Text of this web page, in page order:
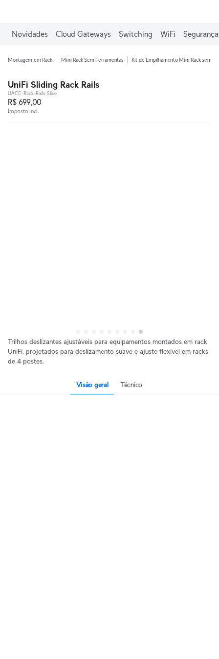
Novidades Cloud Gateways Switching WiFi
Montagem em Rack Mini Rack Sem Ferramentas Kit de Empilhamento Mini Rack sem
UniFi Sliding Rack Rails
UACC-Rack-Rails-Slide
R$ 699,00
Imposto incl.
Trilhos deslizantes ajustáveis para equipamentos montados em rack
UniFi, projetados para deslizamento suave e ajuste flexível em racks
de 4 postes.
Visão geral Técnico